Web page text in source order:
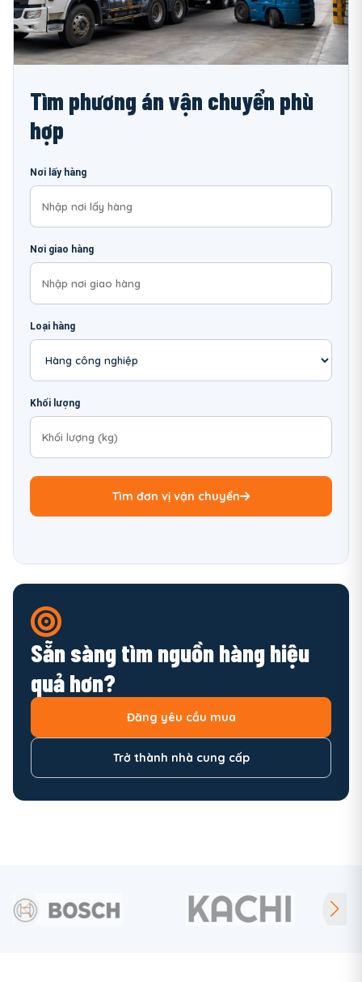
Tìm phương án vận chuyển phù
hợp
Nơi lấy hàng
Nơi giao hàng
Loại hàng
Khối lượng
Tìm đơn vị vận chuyển
Sẵn sàng tìm nguồn hàng hiệu
quả hơn?
Đăng yêu cầu mua
Trở thành nhà cung cấp